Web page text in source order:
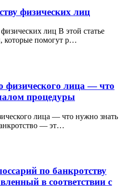
физических лиц
лиц В этой статье
которые помогут р…
физического лица — что
процедуры
лица — что нужно знать
— эт…
по банкротству
в соответствии с